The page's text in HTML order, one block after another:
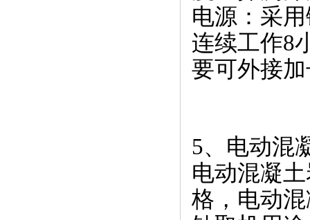
电源：采
连续工作8
要可外接
5、电动混
电动混凝
格，电动